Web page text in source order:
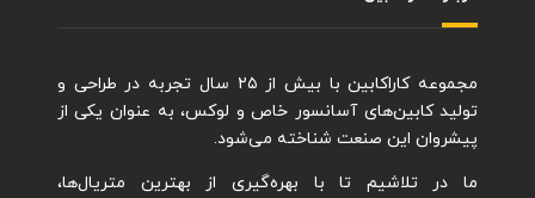
مجموعه کاراکابین با بیش از ۲۵ سال تجربه در طراحی و
تولید کابین‌های آسانسور خاص و لوکس، به عنوان یکی از
پیشروان این صنعت شناخته می‌شود.
ما در تلاشیم تا با بهره‌گیری از بهترین متریال‌ها،